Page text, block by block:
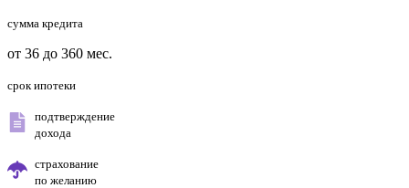
сумма кредита
от 36 до 360 мес.
срок ипотеки
подтверждение
дохода
страхование
по желанию